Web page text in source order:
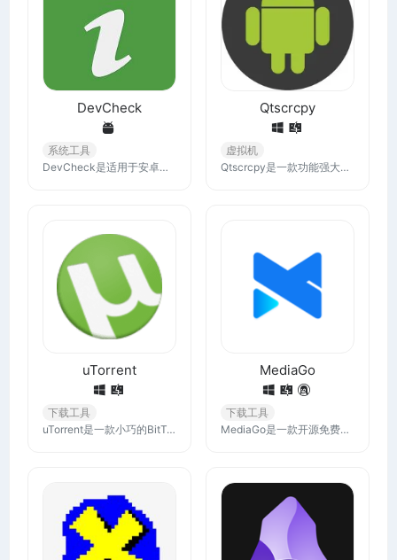
DevCheck
系统工具
DevCheck是适用于安卓的全面的硬件和软件信息APP，从CPU和GPU详细信息到电池健康状况和相机规格，DevCheck为您提供设备硬件、应用程序和操作系统的完整快照。
Qtscrcpy
虚拟机
Qtscrcpy是一款功能强大的投屏工具，通过USB或网络连接安卓设备，实现显示和控制，无需 root 权限，并支持GNU/Linux、Windows 和 macOS三大主流桌面平台。
uTorrent
下载工具
uTorrent是一款小巧的BitTorrent客户端，它以其轻量级和高效率而闻名。支持下载任务管理、计划安排下载时间等，适合需要高效下载和管理torrent文件的用户。
MediaGo
下载工具
MediaGo是一款开源免费的在线流媒体m3u8下载器，可以轻松嗅探网页中的视频资源，通过嗅探到的资源列表选择自己想要下载的资源，简单快速，支持同时下载多个视频和直播资源。